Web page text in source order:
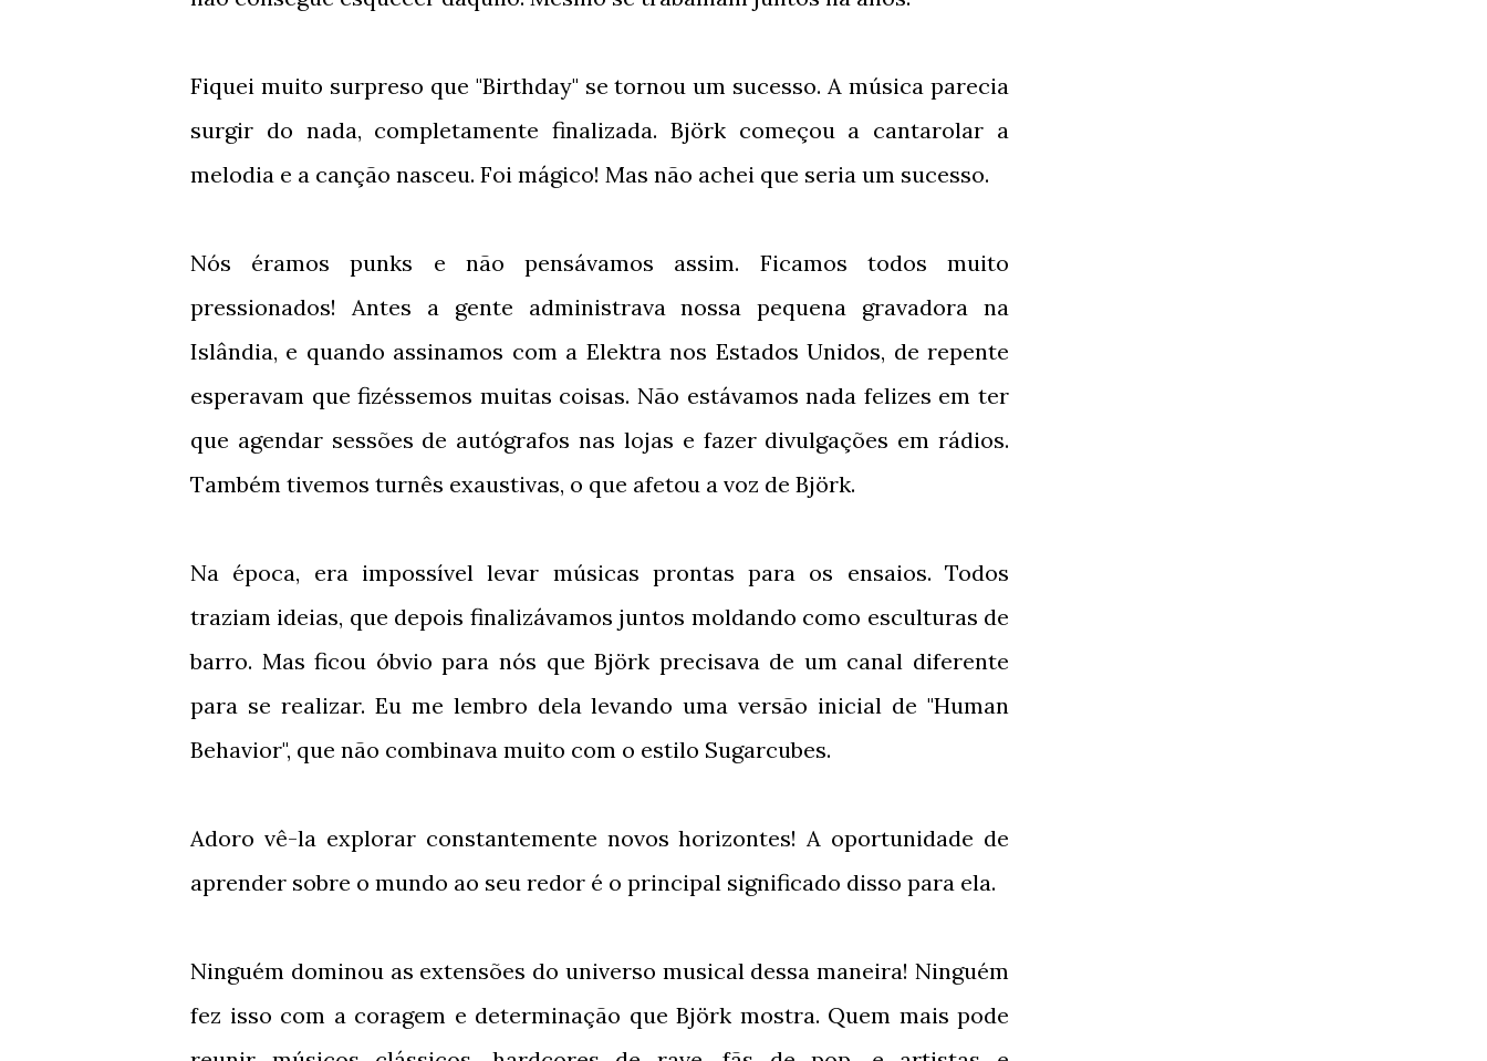
Fiquei muito surpreso que "Birthday" se tornou um sucesso. A música parecia
surgir do nada, completamente finalizada. Björk começou a cantarolar a
melodia e a canção nasceu. Foi mágico! Mas não achei que seria um sucesso.
Nós éramos punks e não pensávamos assim. Ficamos todos muito
pressionados! Antes a gente administrava nossa pequena gravadora na
Islândia, e quando assinamos com a Elektra nos Estados Unidos, de repente
esperavam que fizéssemos muitas coisas. Não estávamos nada felizes em ter
que agendar sessões de autógrafos nas lojas e fazer divulgações em rádios.
Também tivemos turnês exaustivas, o que afetou a voz de Björk.
Na época, era impossível levar músicas prontas para os ensaios. Todos
traziam ideias, que depois finalizávamos juntos moldando como esculturas de
barro. Mas ficou óbvio para nós que Björk precisava de um canal diferente
para se realizar. Eu me lembro dela levando uma versão inicial de "Human
Behavior", que não combinava muito com o estilo Sugarcubes.
Adoro vê-la explorar constantemente novos horizontes! A oportunidade de
aprender sobre o mundo ao seu redor é o principal significado disso para ela.
Ninguém dominou as extensões do universo musical dessa maneira! Ninguém
fez isso com a coragem e determinação que Björk mostra. Quem mais pode